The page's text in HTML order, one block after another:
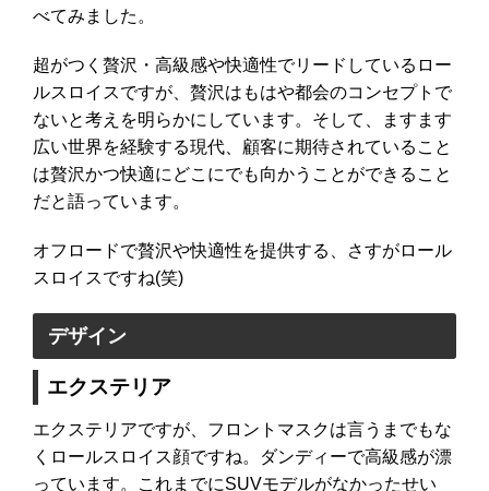
べてみました。
超がつく贅沢・高級感や快適性でリードしているロー
ルスロイスですが、贅沢はもはや都会のコンセプトで
ないと考えを明らかにしています。そして、ますます
広い世界を経験する現代、顧客に期待されていること
は贅沢かつ快適にどこにでも向かうことができること
だと語っています。
オフロードで贅沢や快適性を提供する、さすがロール
スロイスですね(笑)
デザイン
エクステリア
エクステリアですが、フロントマスクは言うまでもな
くロールスロイス顔ですね。ダンディーで高級感が漂
っています。これまでにSUVモデルがなかったせい